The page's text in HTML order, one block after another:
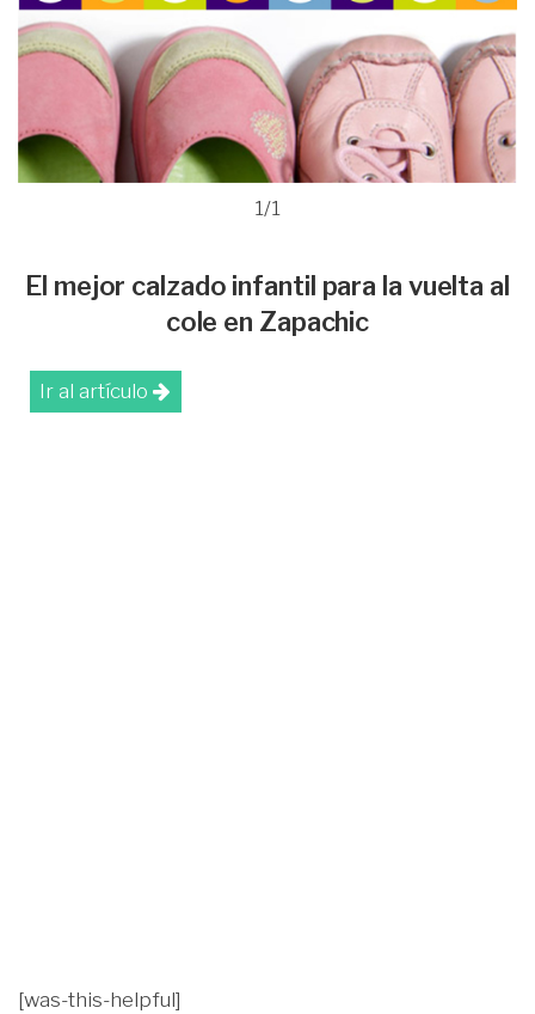
1/1
El mejor calzado infantil para la vuelta al
cole en Zapachic
Ir al artículo
[was-this-helpful]